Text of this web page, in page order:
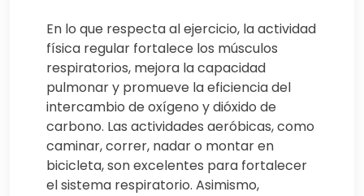
En lo que respecta al ejercicio, la actividad
física regular fortalece los músculos
respiratorios, mejora la capacidad
pulmonar y promueve la eficiencia del
intercambio de oxígeno y dióxido de
carbono. Las actividades aeróbicas, como
caminar, correr, nadar o montar en
bicicleta, son excelentes para fortalecer
el sistema respiratorio. Asimismo,